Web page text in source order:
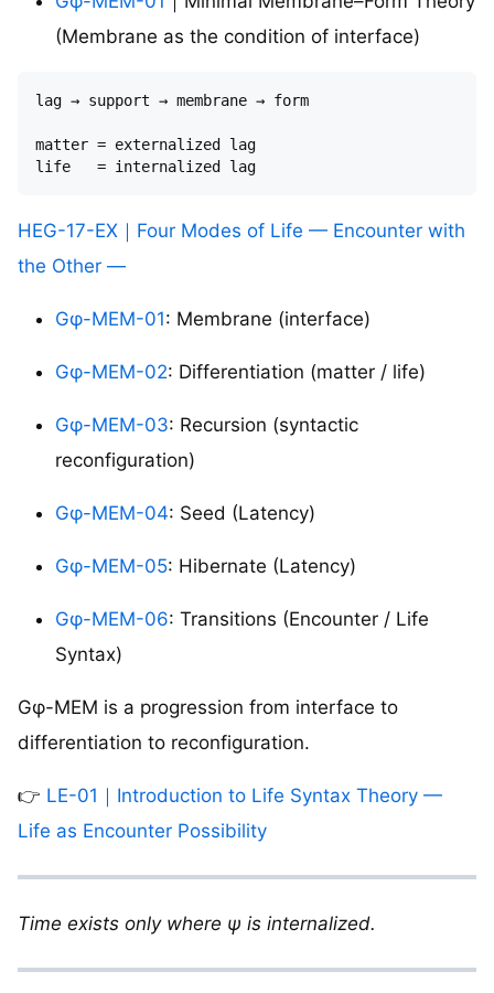
(Membrane as the condition of interface)
lag → support → membrane → form
matter = externalized lag
HEG-17-EX｜Four Modes of Life — Encounter with
the Other —
Gφ-MEM-01: Membrane (interface)
Gφ-MEM-02: Differentiation (matter / life)
Gφ-MEM-03: Recursion (syntactic
reconfiguration)
Gφ-MEM-04: Seed (Latency)
Gφ-MEM-05: Hibernate (Latency)
Gφ-MEM-06: Transitions (Encounter / Life
Syntax)
Gφ-MEM is a progression from interface to
differentiation to reconfiguration.
👉 LE-01｜Introduction to Life Syntax Theory —
Life as Encounter Possibility
Time exists only where ψ is internalized.